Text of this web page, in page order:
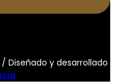
Diseñado y desarrollado